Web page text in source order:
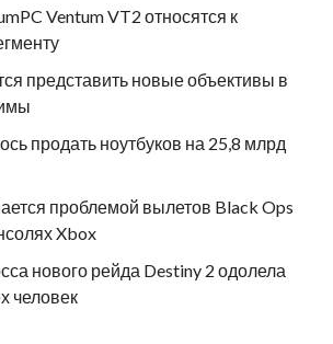
Ventum VT2 относятся к
представить новые объективы в
продать ноутбуков на 25,8 млрд
проблемой вылетов Black Ops
Xbox
нового рейда Destiny 2 одолела
человек